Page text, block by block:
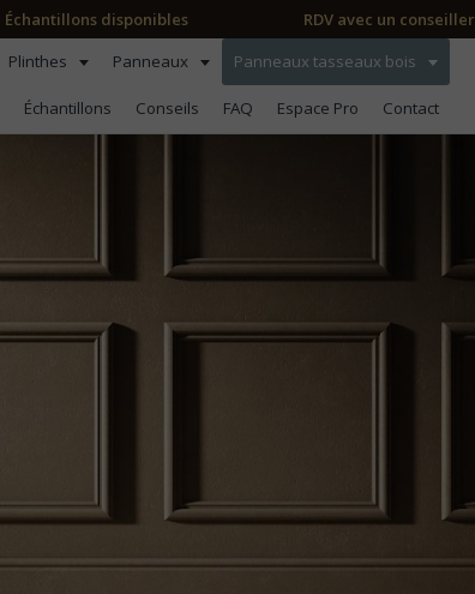
Échantillons disponibles RDV avec un conseiller
Plinthes Panneaux Panneaux tasseaux bois
Échantillons Conseils FAQ Espace Pro Contact